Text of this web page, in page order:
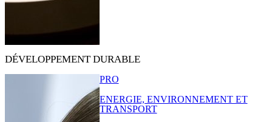
DÉVELOPPEMENT DURABLE
PRO
ENERGIE, ENVIRONNEMENT ET
TRANSPORT